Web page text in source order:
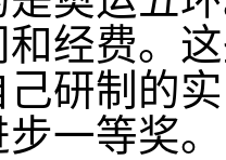
经费。
研制的
一等奖。